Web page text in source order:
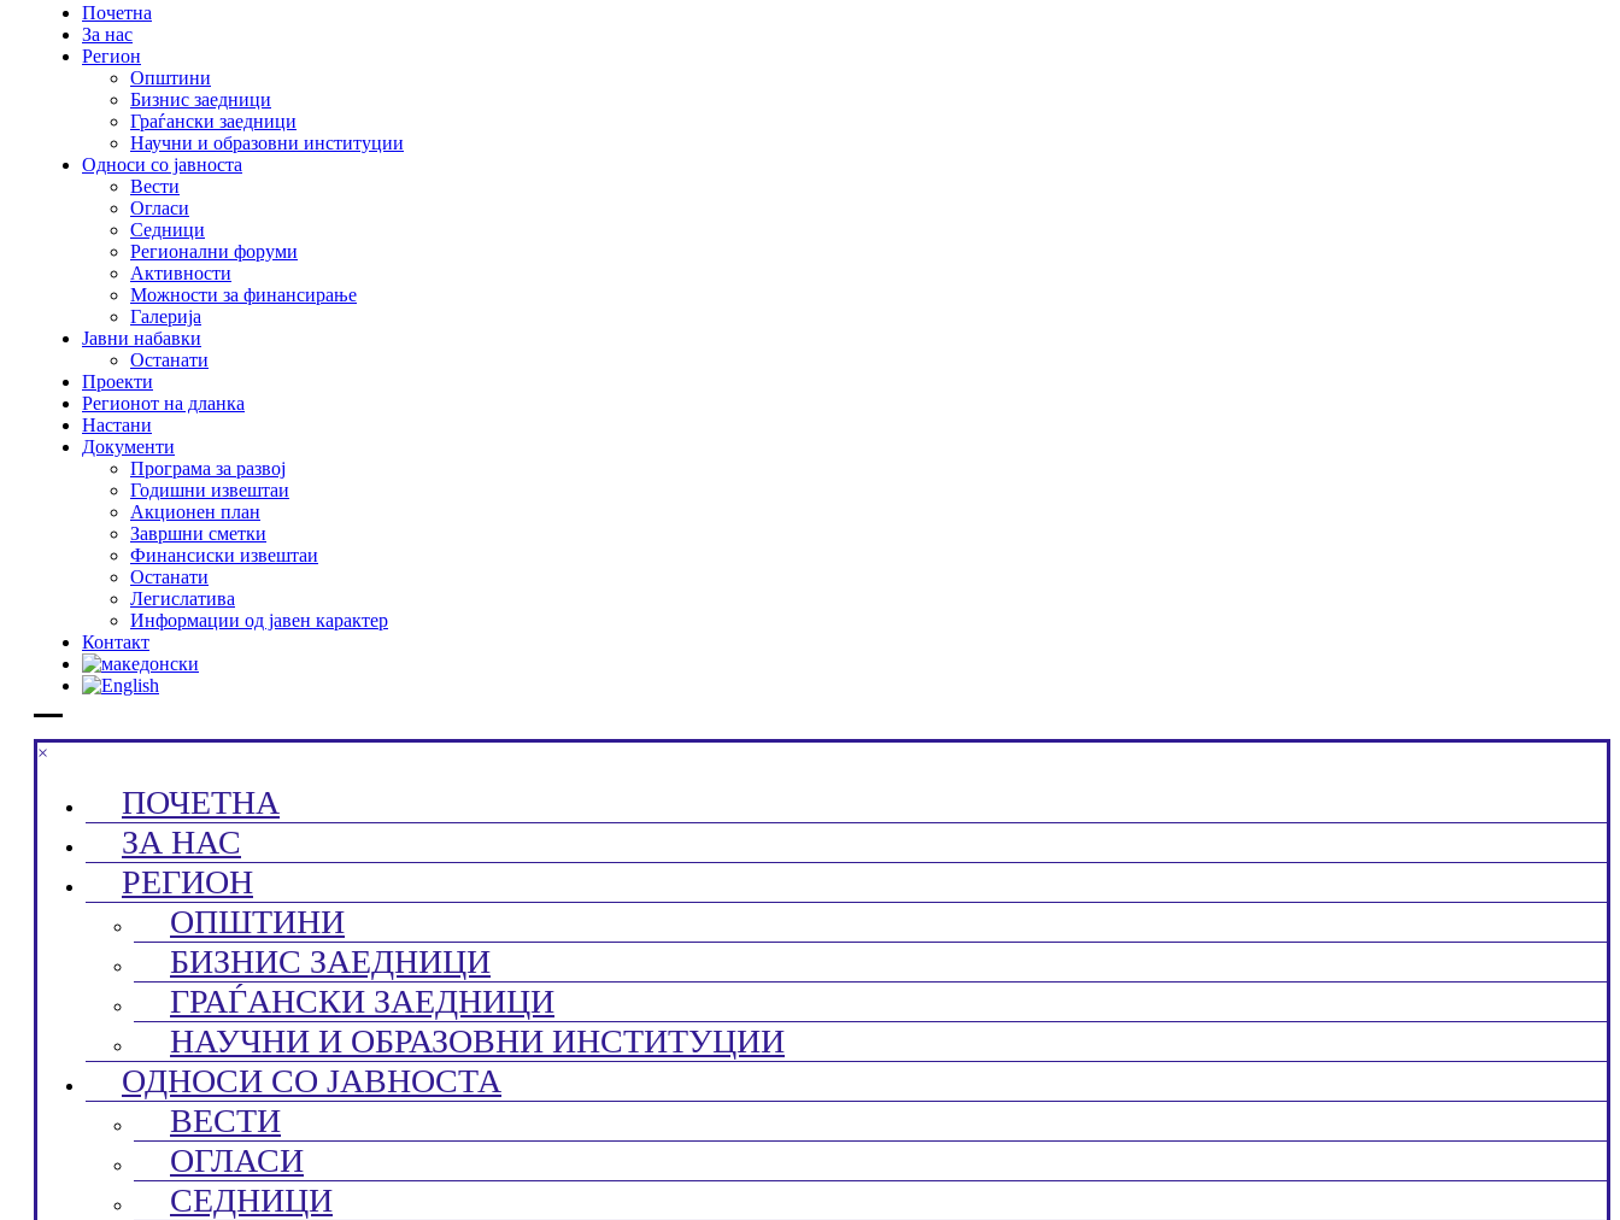
Почетна
За нас
Регион
Општини
Бизнис заедници
Граѓански заедници
Научни и образовни институции
Односи со јавноста
Вести
Огласи
Седници
Регионални форуми
Активности
Можности за финансирање
Галерија
Јавни набавки
Останати
Проекти
Регионот на дланка
Настани
Документи
Програма за развој
Годишни извештаи
Акционен план
Завршни сметки
Финансиски извештаи
Останати
Легислатива
Информации од јавен карактер
Контакт
×
ПОЧЕТНА
ЗА НАС
РЕГИОН
ОПШТИНИ
БИЗНИС ЗАЕДНИЦИ
ГРАЃАНСКИ ЗАЕДНИЦИ
НАУЧНИ И ОБРАЗОВНИ ИНСТИТУЦИИ
ОДНОСИ СО ЈАВНОСТА
ВЕСТИ
ОГЛАСИ
СЕДНИЦИ